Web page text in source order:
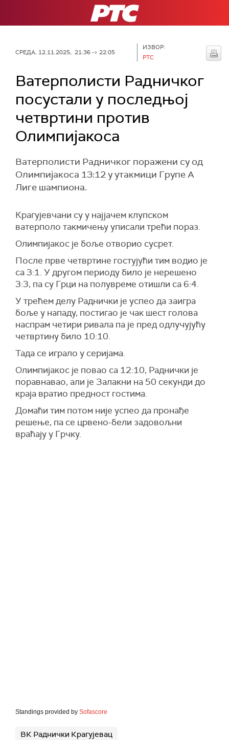
РТС
СРЕДА, 12.11.2025, 21:36 -> 22:05
ИЗВОР:
РТС
Ватерполисти Радничког
посустали у последњој
четвртини против
Олимпијакоса
Ватерполисти Радничког поражени су од
Олимпијакоса 13:12 у утакмици Групе А
Лиге шампиона.
Крагујевчани су у најјачем клупском
ватерполо такмичењу уписали трећи пораз.
Олимпијакос је боље отворио сусрет.
После прве четвртине гостујући тим водио је
са 3:1. У другом периоду било је нерешено
3:3, па су Грци на полувреме отишли са 6:4.
У трећем делу Раднички је успео да заигра
боље у нападу, постигао је чак шест голова
наспрам четири ривала па је пред одлучујућу
четвртину било 10:10.
Тада се играло у серијама.
Олимпијакос је повао са 12:10, Раднички је
поравнавао, али је Залакни на 50 секунди до
краја вратио предност гостима.
Домаћи тим потом није успео да пронађе
решење, па се црвено-бели задовољни
враћају у Грчку.
Standings provided by Sofascore
ВК Раднички Крагујевац